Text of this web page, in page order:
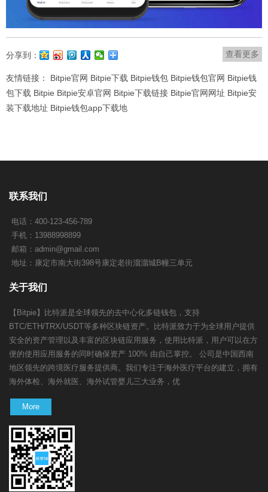
查看更多
分享到：
友情链接： Bitpie官网 Bitpie下载 Bitpie钱包 Bitpie钱包官网 Bitpie钱
包下载 Bitpie Bitpie安卓官网 Bitpie下载链接 Bitpie官网网址 Bitpie安
装下载地址 Bitpie钱包app下载地
联系我们
电话：400-123-456-789
手机：13988998899
邮箱： admin@gmail.com
地址：康定市南大街398号康定老街溜溜城B幢三单元
关于我们
【Bitpie】比特派是全球领先的去中心化多链钱包，支持
BTC/ETH/TRX/USDT等多种区块链资产。比特派致力于为全球用户提供
安全的资产管理以及丰富的区块链应用服务，使用比特派，用户可以在方
便的使用应用服务的同时确保资产 100% 由自己掌控。 公司是中国西南
地区领先的跨境医疗服务提供商。我们专注于海外医疗平台的建立，拥有
海外体检、海外就医、海外试管婴儿三大业务，优
More